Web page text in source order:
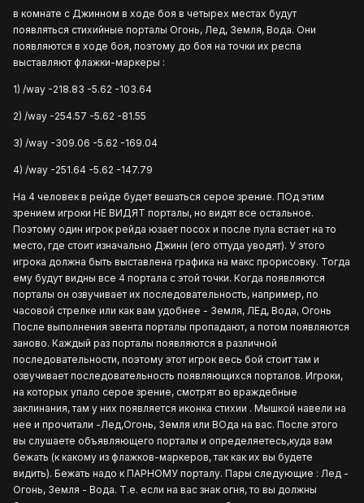
в комнате с Джинном в ходе боя в четырех местах будут
появляться стихийные порталы Огонь, Лед, Земля, Вода. Они
появляются в ходе боя, поэтому до боя на точки их респа
выставляют флажки-маркеры :
1) /way -218.83 -5.62 -103.64
2) /way -254.57 -5.62 -81.55
3) /way -309.06 -5.62 -169.04
4) /way -251.64 -5.62 -147.79
На 4 человек в рейде будет вешаться серое зрение. ПОд этим
зрением игроки НЕ ВИДЯТ порталы, но видят все остальное.
Поэтому один игрок рейда юзает посох и после пула встает на то
место, где стоит изначально Джинн (его оттуда уводят). У этого
игрока должна быть выставлена графика на макс прорисовку. Тогда
ему будут видны все 4 портала с этой точки. Когда появляются
порталы он озвучивает их последовательность, например, по
часовой стрелке или как вам удобнее - Земля, ЛЕд, Вода, Огонь
После выполнения эвента порталы пропадают, а потом появляются
заново. Каждый раз порталы появляются в различной
последовательности, поэтому этот игрок весь бой стоит там и
озвучивает последовательность появляющихся порталов. Игроки,
на которых упало серое зрение, смотрят во враждебные
заклинания, там у них появляется иконка стихии . Мышкой навели на
нее и прочитали -Лед,Огонь, Земля или ВОда на вас. После этого
вы слушаете объявляющего порталы и определяетесь,куда вам
бежать (к какому из флажков-маркеров, так как их вы будете
видить). Бежать надо к ПАРНОМУ порталу. Пары следующие : Лед -
Огонь, Земля - Вода. Т.е. если на вас знак огня, то вы должны